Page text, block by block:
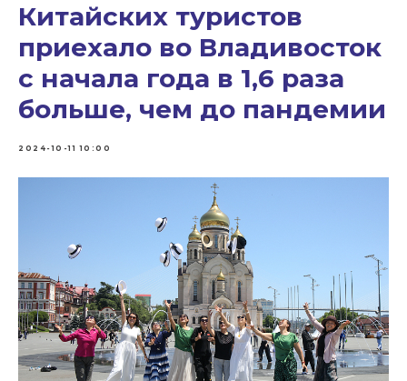
Китайских туристов
приехало во Владивосток
с начала года в 1,6 раза
больше, чем до пандемии
2024-10-11 10:00